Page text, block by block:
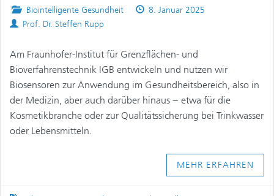
Posted
in
Biointelligente Gesundheit
Published
8. Januar 2025
Authors
Prof. Dr. Steffen Rupp
Am Fraunhofer-Institut für Grenzflächen- und
Bioverfahrenstechnik IGB entwickeln und nutzen wir
Biosensoren zur Anwendung im Gesundheitsbereich, also in
der Medizin, aber auch darüber hinaus − etwa für die
Kosmetikbranche oder zur Qualitätssicherung bei Trinkwasser
oder Lebensmitteln.
MEHR ERFAHREN